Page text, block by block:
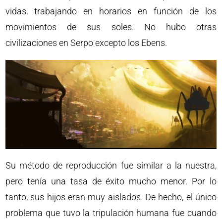
vidas, trabajando en horarios en función de los
movimientos de sus soles. No hubo otras
civilizaciones en Serpo excepto los Ebens.
Su método de reproducción fue similar a la nuestra,
pero tenía una tasa de éxito mucho menor. Por lo
tanto, sus hijos eran muy aislados. De hecho, el único
problema que tuvo la tripulación humana fue cuando